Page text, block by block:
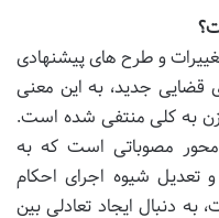
و طرح های پیشنهادی
قضایی جدید، به این معنی
به کلی منتفی شده است.
مصوباتی است که به
تعدیل شیوه اجرای احکام
دنبال ایجاد تعادلی بین